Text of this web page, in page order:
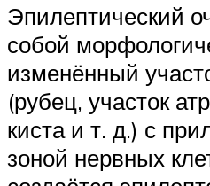
Эпилептический
собой
изменённый
(рубец, участок
киста и т. д.) с
зоной нервных